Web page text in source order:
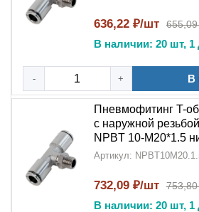
636,22 ₽/шт
В наличии: 20 шт, 1
- + В
Пневмофитинг T-
с наружной
NPBT 10-M20*1.5
Артикул:
732,09 ₽/шт
В наличии: 20 шт, 1